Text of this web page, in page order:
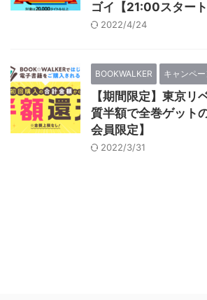
ゴイ【21:00スタート
2022/4/24
BOOKWALKER キャンペー
【期間限定】東京リ
質半額で全巻ゲット
会員限定】
2022/3/31